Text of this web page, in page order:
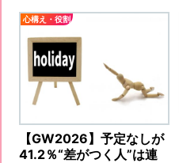
心構え・役割
【GW2026】予定なしが
41.2％“差がつく人”は連